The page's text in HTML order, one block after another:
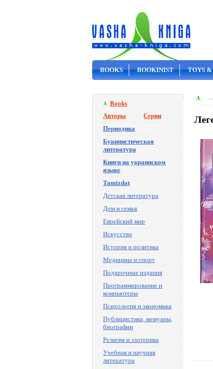
BOOKS BOOKINIST TOYS &
Books
Авторы
Серии
Периодика
Букинистическая
литература
Книги на украинском
языке
Tamizdat
Детская литература
Дом и семья
Еврейский мир
Искусство
История и политика
Медицина и спорт
Подарочные издания
Программирование и
компьютеры
Психология и экономика
Публицистика, мемуары,
биографии
Религия и эзотерика
Учебная и научная
литература